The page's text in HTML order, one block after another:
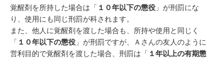
覚醒剤を所持した場合は「 １０年以下の懲役 」が刑罰にな
り、使用にも同じ刑罰が科されます。
また、他人に覚醒剤を渡した場合も、所持や使用と同じく
「 １０年以下の懲役 」が刑罰ですが、Ａさんの友人のように
営利目的で覚醒剤を渡した場合、刑罰は「 １年以上の有期懲